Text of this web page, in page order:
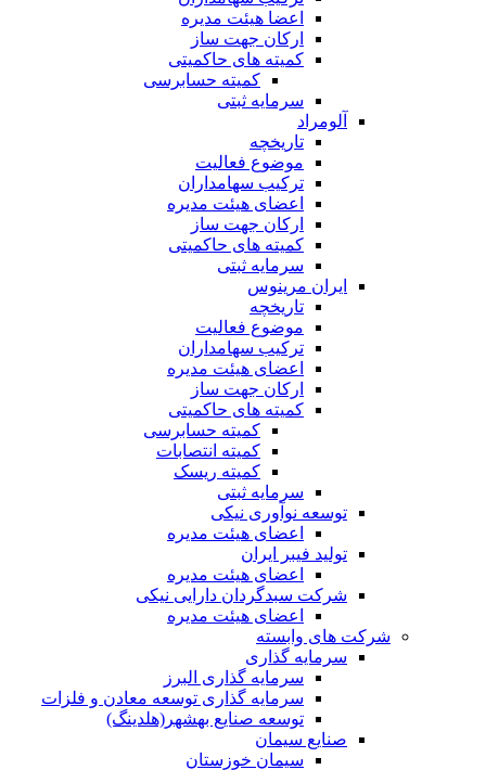
اعضا هیئت مدیره
ارکان جهت ساز
کمیته های حاکمیتی
کمیته حسابرسی
سرمایه ثبتی
آلومراد
تاریخچه
موضوع فعالیت
ترکیب سهامداران
اعضای هیئت مدیره
ارکان جهت ساز
کمیته های حاکمیتی
سرمایه ثبتی
ایران مرینوس
تاریخچه
موضوع فعالیت
ترکیب سهامداران
اعضای هیئت مدیره
ارکان جهت ساز
کمیته های حاکمیتی
کمیته حسابرسی
کمیته انتصابات
کمیته ریسک
سرمایه ثبتی
توسعه نوآوری نیکی
اعضای هیئت مدیره
تولید فیبر ایران
اعضای هیئت مدیره
شرکت سبدگردان دارایی نیکی
اعضای هیئت مدیره
شرکت های وابسته
سرمایه گذاری
سرمایه گذاری البرز
سرمایه گذاری توسعه معادن و فلزات
توسعه‌ صنایع‌ بهشهر(هلدینگ)
صنایع سیمان
سیمان خوزستان